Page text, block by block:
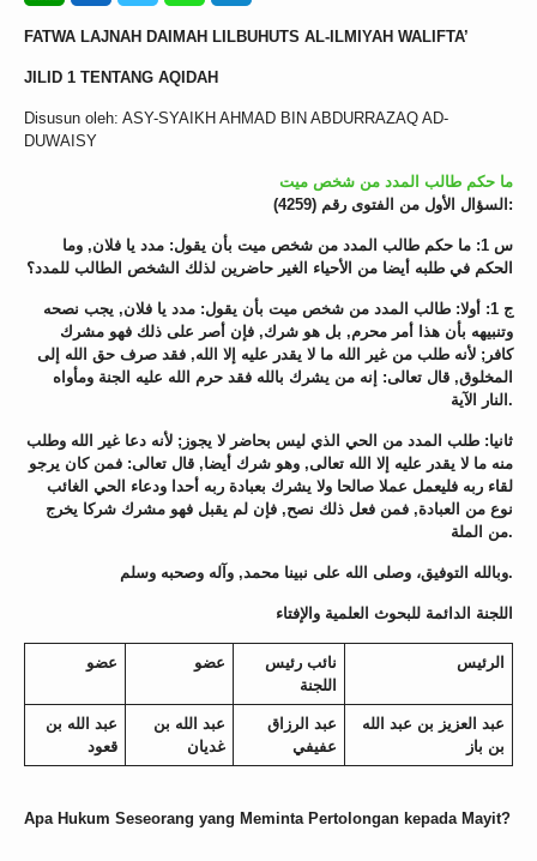
FATWA LAJNAH DAIMAH LILBUHUTS AL-ILMIYAH WALIFTA’
JILID 1 TENTANG AQIDAH
Disusun oleh: ASY-SYAIKH AHMAD BIN ABDURRAZAQ AD-
DUWAISY
ما حكم طالب المدد من شخص ميت
السؤال الأول من الفتوى رقم (4259):
س 1: ما حكم طالب المدد من شخص ميت بأن يقول: مدد يا فلان, وما
الحكم في طلبه أيضا من الأحياء الغير حاضرين لذلك الشخص الطالب للمدد؟
ج 1: أولا: طالب المدد من شخص ميت بأن يقول: مدد يا فلان, يجب نصحه
وتنبيهه بأن هذا أمر محرم, بل هو شرك, فإن أصر على ذلك فهو مشرك
كافر; لأنه طلب من غير الله ما لا يقدر عليه إلا الله, فقد صرف حق الله إلى
المخلوق, قال تعالى: إنه من يشرك بالله فقد حرم الله عليه الجنة ومأواه
النار الآية.
ثانيا: طلب المدد من الحي الذي ليس بحاضر لا يجوز; لأنه دعا غير الله وطلب
منه ما لا يقدر عليه إلا الله تعالى, وهو شرك أيضا, قال تعالى: فمن كان يرجو
لقاء ربه فليعمل عملا صالحا ولا يشرك بعبادة ربه أحدا ودعاء الحي الغائب
نوع من العبادة, فمن فعل ذلك نصح, فإن لم يقبل فهو مشرك شركا يخرج
من الملة.
وبالله التوفيق، وصلى الله على نبينا محمد, وآله وصحبه وسلم.
اللجنة الدائمة للبحوث العلمية والإفتاء
عضو عضو
نائب رئيس
اللجنة
الرئيس
عبد الله بن
قعود
عبد الله بن
غديان
عبد الرزاق
عفيفي
عبد العزيز بن عبد الله
بن باز
Apa Hukum Seseorang yang Meminta Pertolongan kepada Mayit?